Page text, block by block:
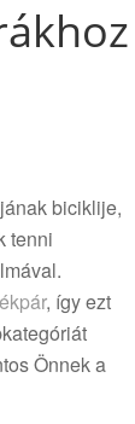
biciklije,
tenni
, így ezt
Önnek a